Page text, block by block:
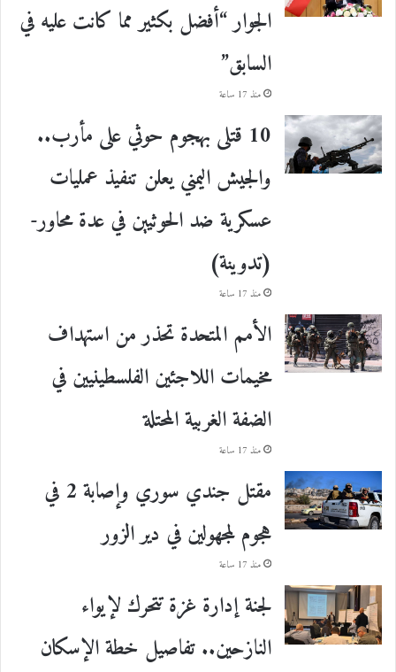
الجوار “أفضل بكثير مما كانت عليه في
السابق”
منذ 17 ساعة
10 قتلى بهجوم حوثي على مأرب..
والجيش اليمني يعلن تنفيذ عمليات
عسكرية ضد الحوثيين في عدة محاور-
(تدوينة)
منذ 17 ساعة
الأمم المتحدة تحذر من استهداف
مخيمات اللاجئين الفلسطينيين في
الضفة الغربية المحتلة
منذ 17 ساعة
مقتل جندي سوري وإصابة 2 في
هجوم لمجهولين في دير الزور
منذ 17 ساعة
لجنة إدارة غزة تتحرك لإيواء
النازحين.. تفاصيل خطة الإسكان